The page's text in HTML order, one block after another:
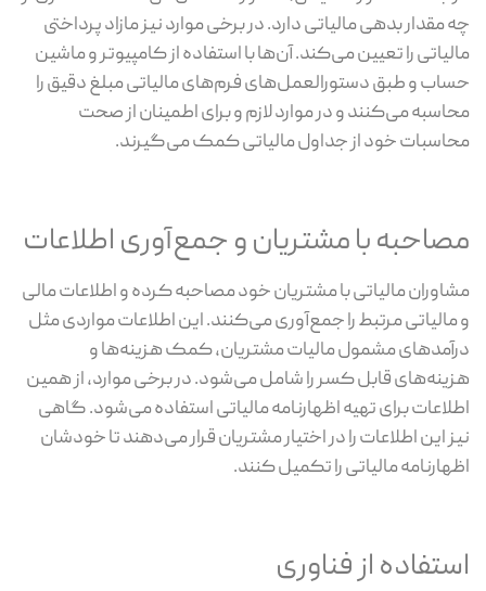
چه مقدار بدهی مالیاتی دارد. در برخی موارد نیز مازاد پرداختی
مالیاتی را تعیین می‌کند. آن‌ها با استفاده از کامپیوتر و ماشین
حساب و طبق دستورالعمل‌های فرم‌های مالیاتی مبلغ دقیق را
محاسبه می‌کنند و در موارد لازم و برای اطمینان از صحت
محاسبات خود از جداول مالیاتی کمک می‌گیرند.
مصاحبه با مشتریان و جمع‌آوری اطلاعات
مشاوران مالیاتی با مشتریان خود مصاحبه کرده و اطلاعات مالی
و مالیاتی مرتبط را جمع‌آوری می‌کنند. این اطلاعات مواردی مثل
درآمدهای مشمول مالیات مشتریان، کمک هزینه‌ها و
هزینه‌های قابل کسر را شامل می‌شود. در برخی موارد، از همین
اطلاعات برای تهیه اظهارنامه مالیاتی استفاده می‌شود. گاهی
نیز این اطلاعات را در اختیار مشتریان قرار می‌دهند تا خودشان
اظهارنامه مالیاتی را تکمیل کنند.
استفاده از فناوری